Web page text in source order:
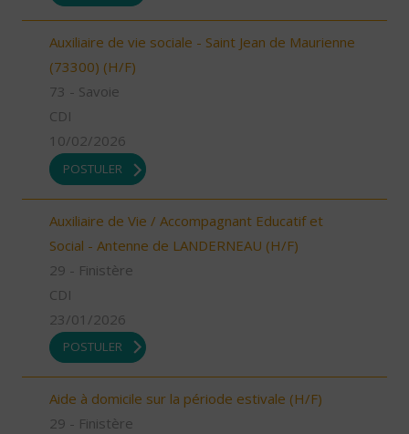
Auxiliaire de vie sociale - Saint Jean de Maurienne
(73300) (H/F)
73 - Savoie
CDI
10/02/2026
POSTULER
Auxiliaire de Vie / Accompagnant Educatif et
Social - Antenne de LANDERNEAU (H/F)
29 - Finistère
CDI
23/01/2026
POSTULER
Aide à domicile sur la période estivale (H/F)
29 - Finistère